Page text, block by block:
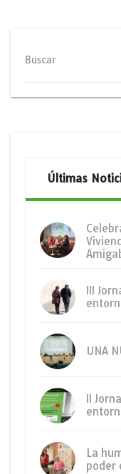
Buscar
Últimas
III
UNA
II
La
poder